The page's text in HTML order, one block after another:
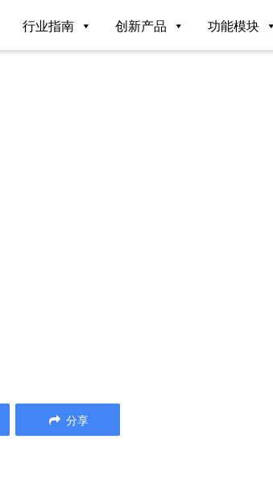
行业指南 创新产品 功能模块
分享